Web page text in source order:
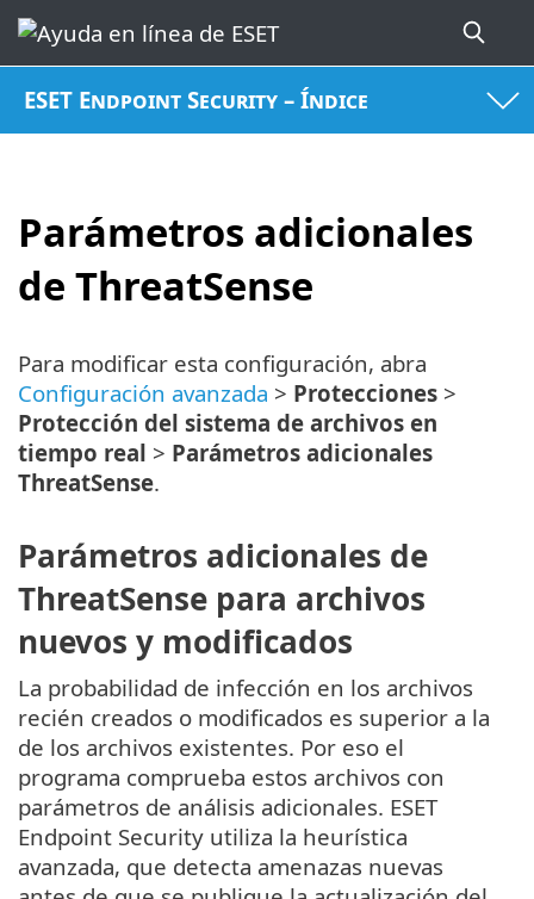
ESET Endpoint Security – Índice
Parámetros adicionales
de ThreatSense
Para modificar esta configuración, abra
Configuración avanzada > Protecciones >
Protección del sistema de archivos en
tiempo real > Parámetros adicionales
ThreatSense.
Parámetros adicionales de
ThreatSense para archivos
nuevos y modificados
La probabilidad de infección en los archivos
recién creados o modificados es superior a la
de los archivos existentes. Por eso el
programa comprueba estos archivos con
parámetros de análisis adicionales. ESET
Endpoint Security utiliza la heurística
avanzada, que detecta amenazas nuevas